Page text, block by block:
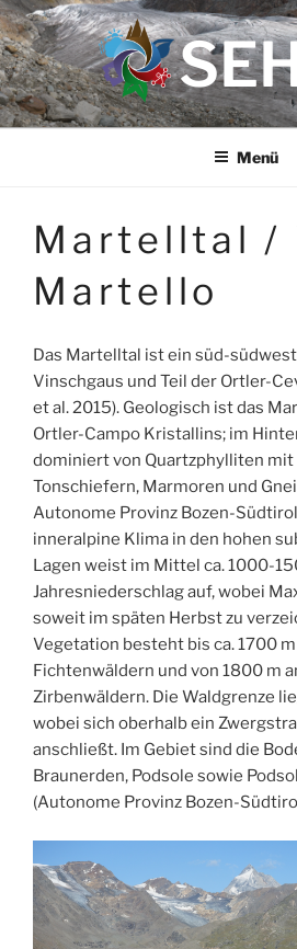
Zum
Inhalt
springen
Menü
Martelltal /
Martello
Das Martelltal ist ein süd-
Vinschgaus und Teil der Ortler-
et al. 2015). Geologisch ist das
Ortler-Campo Kristallins; im
dominiert von Quartzphylliten mit
Tonschiefern, Marmoren und
Autonome Provinz Bozen-Südtirol
inneralpine Klima in den hohen
Lagen weist im Mittel ca. 1000-
Jahresniederschlag auf, wobei
soweit im späten Herbst zu
Vegetation besteht bis ca. 1700
Fichtenwäldern und von 1800 m
Zirbenwäldern. Die Waldgrenze
wobei sich oberhalb ein
anschließt. Im Gebiet sind die
Braunerden, Podsole sowie
(Autonome Provinz Bozen-